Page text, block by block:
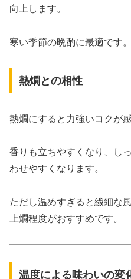
向上します。
寒い季節の晩酌に最適です。
熱燗との相性
熱燗にすると力強いコクが
香りも立ちやすくなり、し
わせやすくなります。
ただし温めすぎると繊細な
上燗程度がおすすめです。
温度による味わいの変